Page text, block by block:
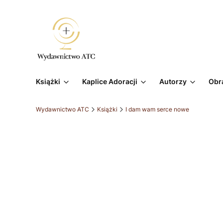
Książki Kaplice Adoracji Autorzy
Wydawnictwo ATC Książki I dam wam serce nowe